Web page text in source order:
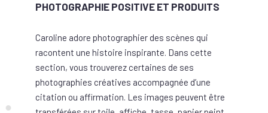
PHOTOGRAPHIE POSITIVE ET PRODUITS
Caroline adore photographier des scènes qui
racontent une histoire inspirante. Dans cette
section, vous trouverez certaines de ses
photographies créatives accompagnée d’une
citation ou affirmation. Les images peuvent être